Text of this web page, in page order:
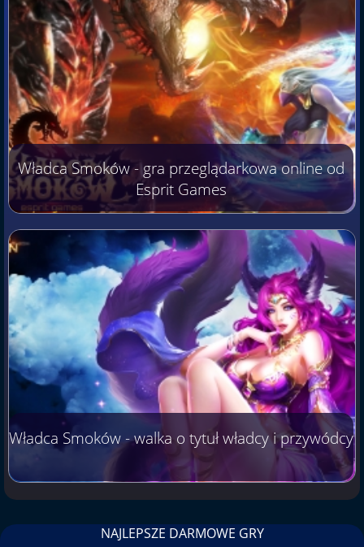
Władca Smoków - gra przeglądarkowa online od
Esprit Games
Władca Smoków - walka o tytuł władcy i przywódcy
NAJLEPSZE DARMOWE GRY